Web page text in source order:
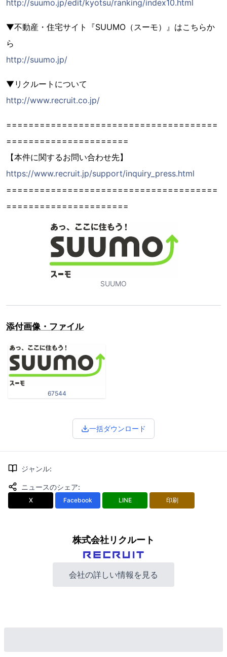
http://suumo.jp/edit/kyotsu/ranking/index10.html
▼不動産・住宅サイト『SUUMO（スーモ）』はこちらか
ら
http://suumo.jp/
▼リクルートについて
http://www.recruit.co.jp/
======================================
======================
【本件に関するお問い合わせ先】
https://www.recruit.jp/support/inquiry_press.html
======================================
======================
SUUMO
添付画像・ファイル
67544
一括ダウンロード
ジャンル:
ニュースのシェア:
X Facebook LINE 印刷
株式会社リクルート
会社の詳しい情報を見る